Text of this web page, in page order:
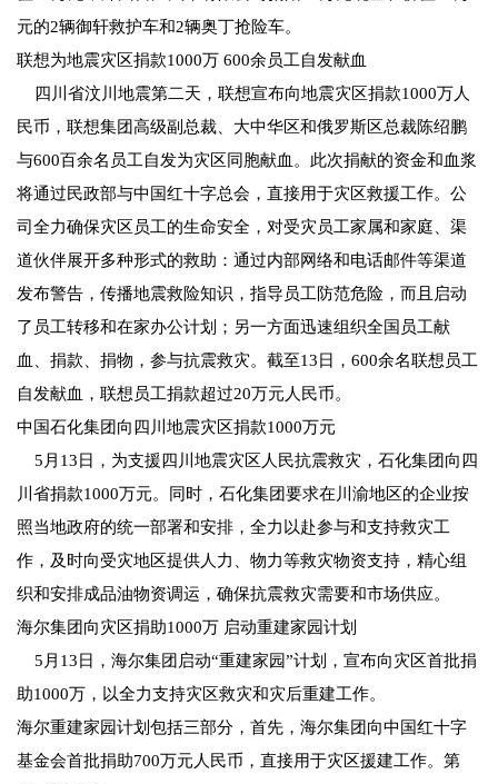
元的2辆御轩救护车和2辆奥丁抢险车。
联想为地震灾区捐款1000万 600余员工自发献血
四川省汶川地震第二天，联想宣布向地震灾区捐款1000万人
民币，联想集团高级副总裁、大中华区和俄罗斯区总裁陈绍鹏
与600百余名员工自发为灾区同胞献血。此次捐献的资金和血浆
将通过民政部与中国红十字总会，直接用于灾区救援工作。公
司全力确保灾区员工的生命安全，对受灾员工家属和家庭、渠
道伙伴展开多种形式的救助：通过内部网络和电话邮件等渠道
发布警告，传播地震救险知识，指导员工防范危险，而且启动
了员工转移和在家办公计划；另一方面迅速组织全国员工献
血、捐款、捐物，参与抗震救灾。截至13日，600余名联想员工
自发献血，联想员工捐款超过20万元人民币。
中国石化集团向四川地震灾区捐款1000万元
5月13日，为支援四川地震灾区人民抗震救灾，石化集团向四
川省捐款1000万元。同时，石化集团要求在川渝地区的企业按
照当地政府的统一部署和安排，全力以赴参与和支持救灾工
作，及时向受灾地区提供人力、物力等救灾物资支持，精心组
织和安排成品油物资调运，确保抗震救灾需要和市场供应。
海尔集团向灾区捐助1000万 启动重建家园计划
5月13日，海尔集团启动“重建家园”计划，宣布向灾区首批捐
助1000万，以全力支持灾区救灾和灾后重建工作。
海尔重建家园计划包括三部分，首先，海尔集团向中国红十字
基金会首批捐助700万元人民币，直接用于灾区援建工作。第